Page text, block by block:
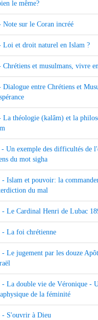
le même?
Note sur le Coran incréé
Loi et droit naturel en Islam ?
Chrétiens et musulmans, vivre
Dialogue entre Chrétiens et
La théologie (kalâm) et la
- Un exemple des difficultés de
du mot sigha
- Islam et pouvoir: la
du mal
- Le Cardinal Henri de Lubac
- La foi chrétienne
- Le jugement par les douze
- La double vie de Véronique -
de la féminité
- S'ouvrir à Dieu